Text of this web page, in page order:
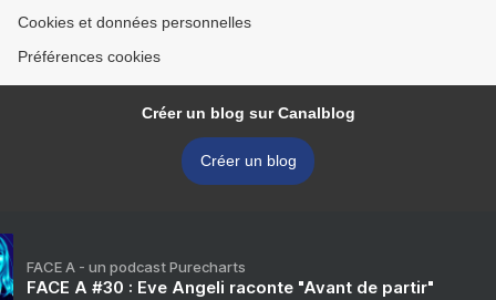
Cookies et données personnelles
Préférences cookies
Créer un blog sur Canalblog
Créer un blog
FACE A - un podcast Purecharts
FACE A #30 : Eve Angeli raconte "Avant de partir"